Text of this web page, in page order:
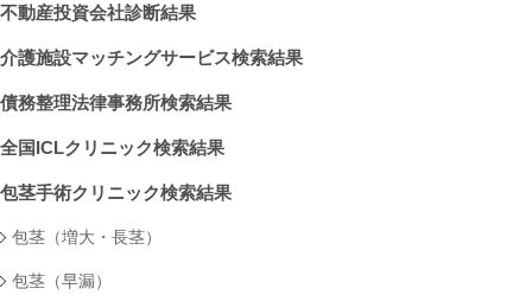
不動産投資会社診断結果
介護施設マッチングサービス検索結果
債務整理法律事務所検索結果
全国ICLクリニック検索結果
包茎手術クリニック検索結果
包茎（増大・長茎）
包茎（早漏）